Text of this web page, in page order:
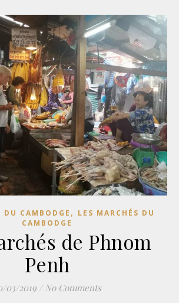
DU CAMBODGE , LES MARCHÉS DU
CAMBODGE
de Phnom
Penh
03/2019 / No Comments